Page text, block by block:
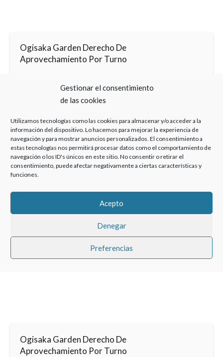
Gestionar el consentimiento
de las cookies
Utilizamos tecnologías como las cookies para almacenar y/o acceder a la
información del dispositivo. Lo hacemos para mejorar la experiencia de
navegación y para mostrar anuncios personalizados. El consentimiento a
estas tecnologías nos permitirá procesar datos como el comportamiento de
navegación o los ID's únicos en este sitio. No consentir o retirar el
consentimiento, puede afectar negativamente a ciertas características y
funciones.
Acepto
Denegar
Preferencias
Ogisaka Garden Derecho De
Aprovechamiento Por Turno
Ogisaka Garden Tiempo Indefinido Abogado
Haz clic para aceptar cookies de marketing y
permitir este contenido
Ogisaka Garden Derecho De
Aprovechamiento Por Turno